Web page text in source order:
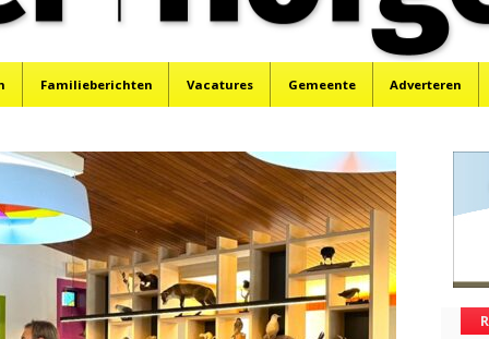
Familieberichten Vacatures Gemeente Adverteren